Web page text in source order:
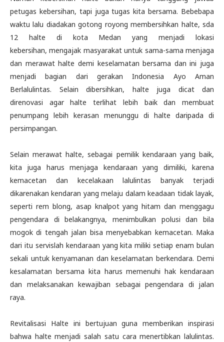
petugas kebersihan, tapi juga tugas kita bersama. Bebebapa
waktu lalu diadakan gotong royong membersihkan halte, sda
12 halte di kota Medan yang menjadi lokasi
kebersihan, mengajak masyarakat untuk sama-sama menjaga
dan merawat halte demi keselamatan bersama dan ini juga
menjadi bagian dari gerakan Indonesia Ayo Aman
Berlalulintas. Selain dibersihkan, halte juga dicat dan
direnovasi agar halte terlihat lebih baik dan membuat
penumpang lebih kerasan menunggu di halte daripada di
persimpangan.
Selain merawat halte, sebagai pemilik kendaraan yang baik,
kita juga harus menjaga kendaraan yang dimiliki, karena
kemacetan dan kecelakaan lalulintas banyak terjadi
dikarenakan kendaran yang melaju dalam keadaan tidak layak,
seperti rem blong, asap knalpot yang hitam dan menggagu
pengendara di belakangnya, menimbulkan polusi dan bila
mogok di tengah jalan bisa menyebabkan kemacetan. Maka
dari itu servislah kendaraan yang kita miliki setiap enam bulan
sekali untuk kenyamanan dan keselamatan berkendara. Demi
kesalamatan bersama kita harus memenuhi hak kendaraan
dan melaksanakan kewajiban sebagai pengendara di jalan
raya.
Revitalisasi Halte ini bertujuan guna memberikan inspirasi
bahwa halte menjadi salah satu cara menertibkan lalulintas.